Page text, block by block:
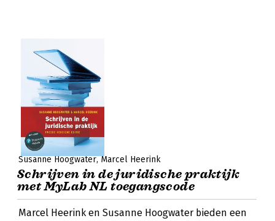
Susanne Hoogwater Marcel Heerink
Schrijven in de juridische praktijk
met MyLab NL toegangscode
Marcel Heerink en Susanne Hoogwater bieden een